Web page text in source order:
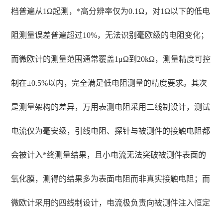
档普遍从1Ω起测，*高分辨率仅为0.1Ω，对1Ω以下的低电
阻测量误差普遍超过10%，无法识别毫欧级的电阻变化；
而微欧计的测量范围通常覆盖1μΩ到20kΩ，测量精度可控
制在±0.5%以内，完全满足低电阻测量的精度要求。其次
是测量架构的差异，万用表测电阻采用二线制设计，测试
电流仅为毫安级，引线电阻、探针与被测件的接触电阻都
会被计入*终测量结果，且小电流无法突破被测件表面的
氧化膜，测得的结果多为表面电阻而非真实接触电阻；而
微欧计采用的四线制设计，电流极负责向被测件注入恒定